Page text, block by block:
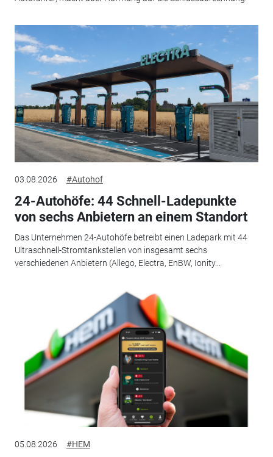
03.08.2026 #Autohof
24-Autohöfe: 44 Schnell-Ladepunkte
von sechs Anbietern an einem Standort
Das Unternehmen 24-Autohöfe betreibt einen Ladepark mit 44
Ultraschnell-Stromtankstellen von insgesamt sechs
verschiedenen Anbietern (Allego, Electra, EnBW, Ionity...
05.08.2026 #HEM